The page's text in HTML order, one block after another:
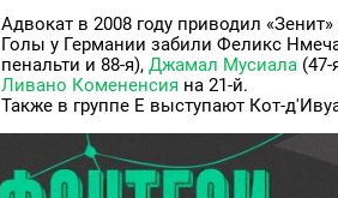
Адвокат в 2008 году приводил
Голы у Германии забили Феликс
пенальти и 88-я), Джамал Мусиала (47-
Ливано Комененсия на 21-й.
Также в группе E выступают Кот-